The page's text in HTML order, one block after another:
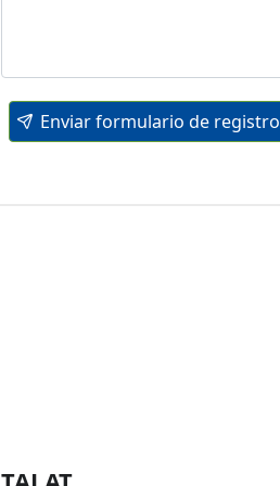
Enviar formulario de registro